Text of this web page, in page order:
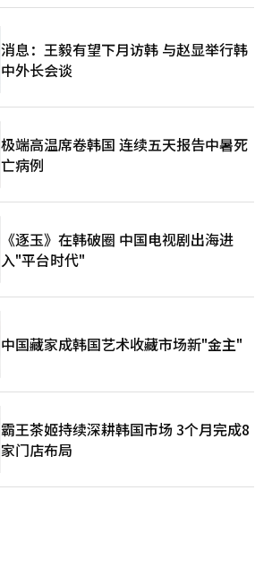
消息：王毅有望下月访韩 与赵显举行韩
中外长会谈
极端高温席卷韩国 连续五天报告中暑死
亡病例
《逐玉》在韩破圈 中国电视剧出海进
入"平台时代"
中国藏家成韩国艺术收藏市场新"金主"
霸王茶姬持续深耕韩国市场 3个月完成8
家门店布局